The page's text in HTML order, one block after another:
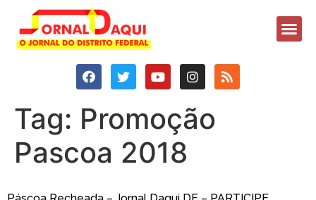
Tag: Promoção
Pascoa 2018